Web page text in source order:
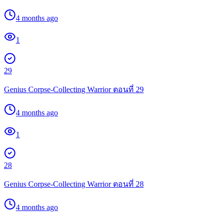
4 months ago
1
29
Genius Corpse-Collecting Warrior ตอนที่ 29
4 months ago
1
28
Genius Corpse-Collecting Warrior ตอนที่ 28
4 months ago